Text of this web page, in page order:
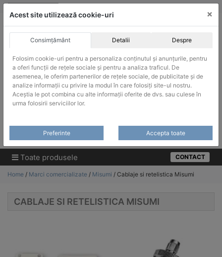
Skip
ACHIZITII PUBLICE
Produsele pot fi achizitionate si in sistemul SEAP / SICAP
Products
Toate produsele CONTACT
Home / Marci comercializate / Misumi / Cablaje si retelistica Misumi
CABLAJE SI RETELISTICA MISUMI
Acest site utilizează cookie-uri ×
Consimțământ Detalii Despre
Folosim cookie-uri pentru a personaliza conținutul și anunțurile, pentru
a oferi funcții de rețele sociale și pentru a analiza traficul. De
asemenea, le oferim partenerilor de rețele sociale, de publicitate și de
analize informații cu privire la modul în care folosiți site-ul nostru.
Aceștia le pot combina cu alte informații oferite de dvs. sau culese în
urma folosirii serviciilor lor.
Preferinte Accepta toate